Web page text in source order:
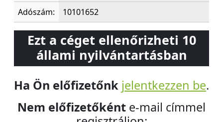
Adószám:
10101652
Ezt a céget ellenőrizheti 10
állami nyilvántartásban
Ha Ön előfizetőnk jelentkezzen be.
Nem előfizetőként e-mail címmel